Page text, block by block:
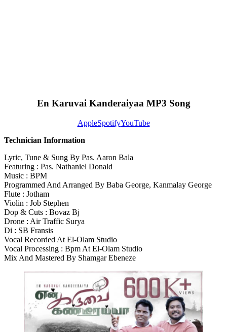
En Karuvai Kanderaiyaa MP3 Song
AppleSpotifyYouTube
Technician Information
Lyric, Tune & Sung By Pas. Aaron Bala
Featuring : Pas. Nathaniel Donald
Music : BPM
Programmed And Arranged By Baba George, Kanmalay George
Flute : Jotham
Violin : Job Stephen
Dop & Cuts : Bovaz Bj
Drone : Air Traffic Surya
Di : SB Fransis
Vocal Recorded At El-Olam Studio
Vocal Processing : Bpm At El-Olam Studio
Mix And Mastered By Shamgar Ebeneze